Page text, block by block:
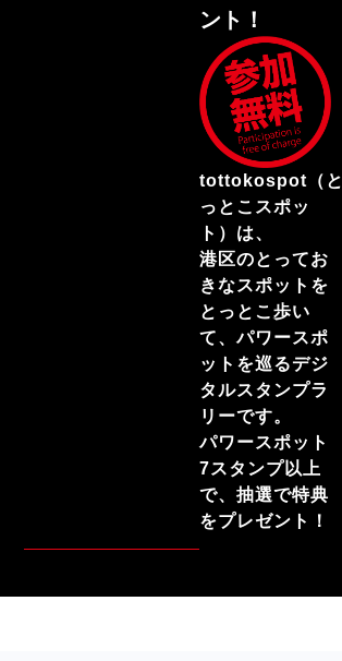
ント！
tottokospot（と
っとこスポッ
ト）は、
港区のとってお
きなスポットを
とっとこ歩い
て、パワースポ
ットを巡るデジ
タルスタンプラ
リーです。
パワースポット
7スタンプ以上
で、抽選で特典
をプレゼント！